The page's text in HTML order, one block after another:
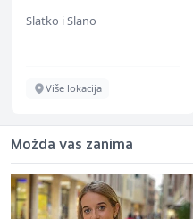
Slatko i Slano
Više lokacija
Možda vas zanima